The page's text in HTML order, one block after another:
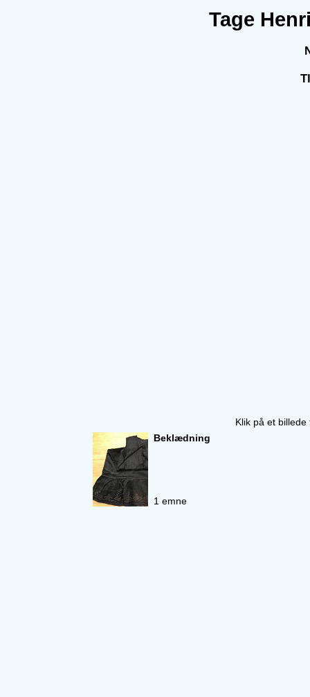
Tage
Klik på et
Beklædning
1 emne